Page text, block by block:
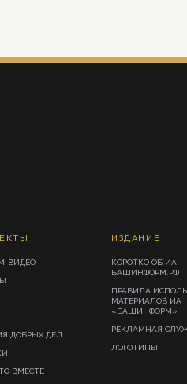
ВИДЕО
ДОБРЫХ ДЕЛ
ВМЕСТЕ
ИЗДАНИЕ
КОРОТКО ОБ ИА
БАШИНФОРМ.РФ
ПРАВИЛА
МАТЕРИАЛОВ ИА
«БАШИНФОРМ»
РЕКЛАМНАЯ
ЛОГОТИПЫ